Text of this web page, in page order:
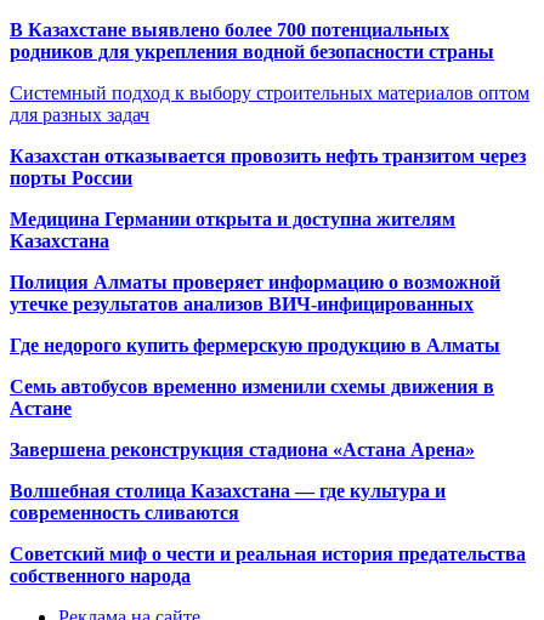
В Казахстане выявлено более 700 потенциальных
родников для укрепления водной безопасности страны
Системный подход к выбору строительных материалов оптом
для разных задач
Казахстан отказывается провозить нефть транзитом через
порты России
Медицина Германии открыта и доступна жителям
Казахстана
Полиция Алматы проверяет информацию о возможной
утечке результатов анализов ВИЧ-инфицированных
Где недорого купить фермерскую продукцию в Алматы
Семь автобусов временно изменили схемы движения в
Астане
Завершена реконструкция стадиона «Астана Арена»
Волшебная столица Казахстана — где культура и
современность сливаются
Советский миф о чести и реальная история предательства
собственного народа